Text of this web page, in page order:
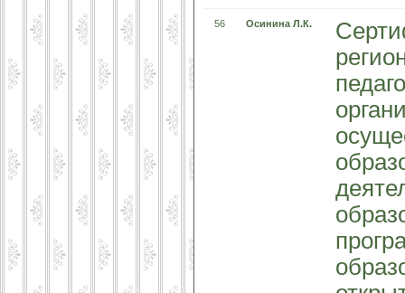
56 Осинина Л.К.